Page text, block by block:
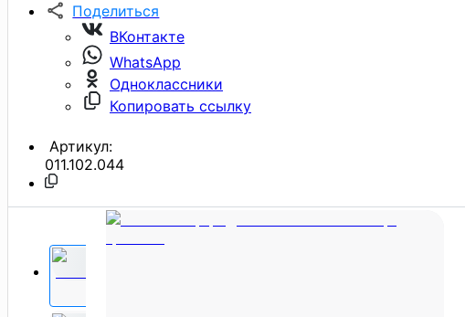
Поделиться
ВКонтакте
WhatsApp
Одноклассники
Копировать ссылку
Артикул:
011.102.044